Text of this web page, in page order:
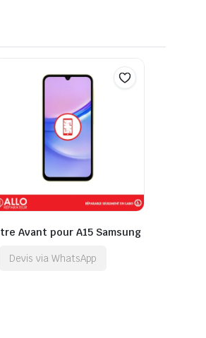
Avant pour A15 Samsung
Devis via WhatsApp